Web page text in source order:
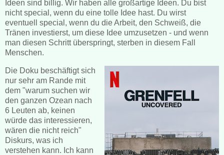
Ideen sind billig. Wir haben alle großartige Ideen. Du bist
nicht special, wenn du eine tolle Idee hast. Du wirst
eventuell special, wenn du die Arbeit, den Schweiß, die
Tränen investierst, um diese Idee umzusetzen - und wenn
man diesen Schritt überspringt, sterben in diesem Fall
Menschen.
Die Doku beschäftigt sich
nur sehr am Rande mit
dem "warum suchen wir
den ganzen Ozean nach
6 Leuten ab, keinen
würde das interessieren,
wären die nicht reich"
Diskurs, was ich
verstehen kann. Ich kann